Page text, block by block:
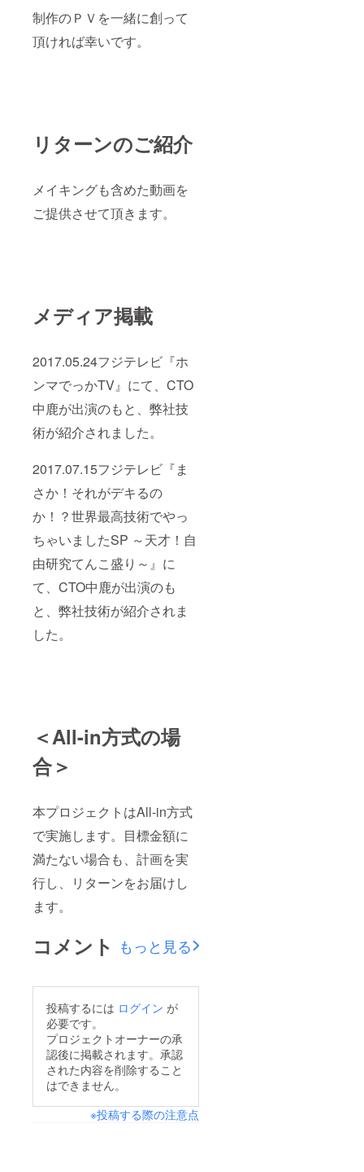
制作のＰＶを一緒に創って
頂ければ幸いです。
リターンのご紹介
メイキングも含めた動画を
ご提供させて頂きます。
メディア掲載
2017.05.24フジテレビ『ホ
ンマでっかTV』にて、CTO
中鹿が出演のもと、弊社技
術が紹介されました。
2017.07.15フジテレビ『ま
さか！それがデキるの
か！？世界最高技術でやっ
ちゃいましたSP ～天才！自
由研究てんこ盛り～』に
て、CTO中鹿が出演のも
と、弊社技術が紹介されま
した。
＜All-in方式の場
合＞
本プロジェクトはAll-in方式
で実施します。目標金額に
満たない場合も、計画を実
行し、リターンをお届けし
ます。
コメント もっと見る
投稿するには ログイン が
必要です。
プロジェクトオーナーの承
認後に掲載されます。承認
された内容を削除すること
はできません。
※投稿する際の注意点